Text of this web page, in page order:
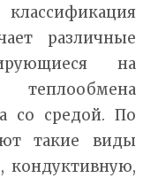
различные
на
со средой. По
такие виды
кондуктивную,